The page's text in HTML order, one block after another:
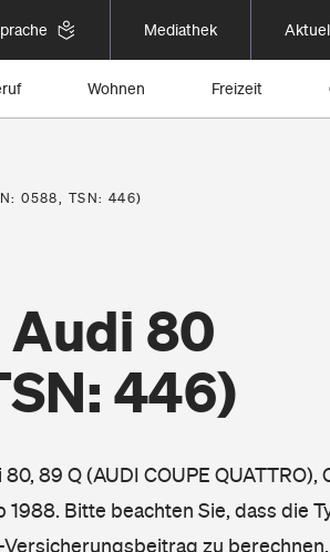
Mediathek
Wohnen Freizeit
0588, TSN: 446)
80
446)
89 Q (AUDI COUPE QUATTRO),
Bitte beachten Sie, dass die
zu berechnen.